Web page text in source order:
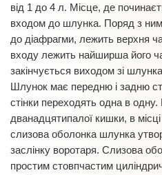
від 1 до 4 л. Місце, де
входом до шлунка. Поряд з
до діафрагми, лежить верхня
входу лежить найширша його
закінчується виходом зі
Шлунок має передню і задню
стінки переходять одна в
дванадцятипалої кишки, в
слизова оболонка шлунка
заслінку воротаря. Слизова
простим стовпчастим